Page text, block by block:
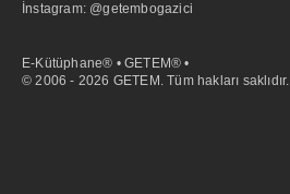
İnstagram: @getembogazici
E-Kütüphane® • GETEM® •
© 2006 - 2026 GETEM. Tüm hakları saklıdır.